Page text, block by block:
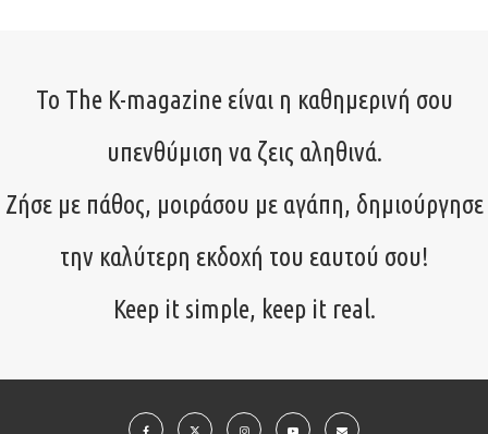
Το The K-magazine είναι η καθημερινή σου
υπενθύμιση να ζεις αληθινά.
Ζήσε με πάθος, μοιράσου με αγάπη, δημιούργησε
την καλύτερη εκδοχή του εαυτού σου!
Keep it simple, keep it real.